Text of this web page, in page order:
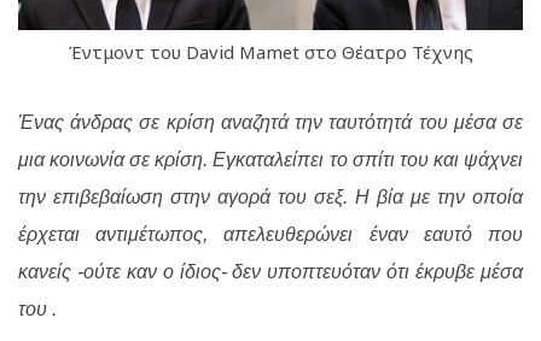
Έντμοντ του David Mamet στο Θέατρο Τέχνης
Ένας άνδρας σε κρίση αναζητά την ταυτότητά του μέσα σε
μια κοινωνία σε κρίση. Εγκαταλείπει το σπίτι του και ψάχνει
την επιβεβαίωση στην αγορά του σεξ. Η βία με την οποία
έρχεται αντιμέτωπος, απελευθερώνει έναν εαυτό που
κανείς -ούτε καν ο ίδιος- δεν υποπτευόταν ότι έκρυβε μέσα
του .